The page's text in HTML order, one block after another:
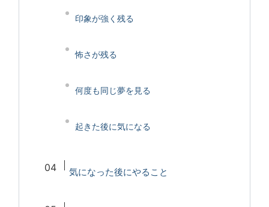
印象が強く残る
怖さが残る
何度も同じ夢を見る
起きた後に気になる
気になった後にやること